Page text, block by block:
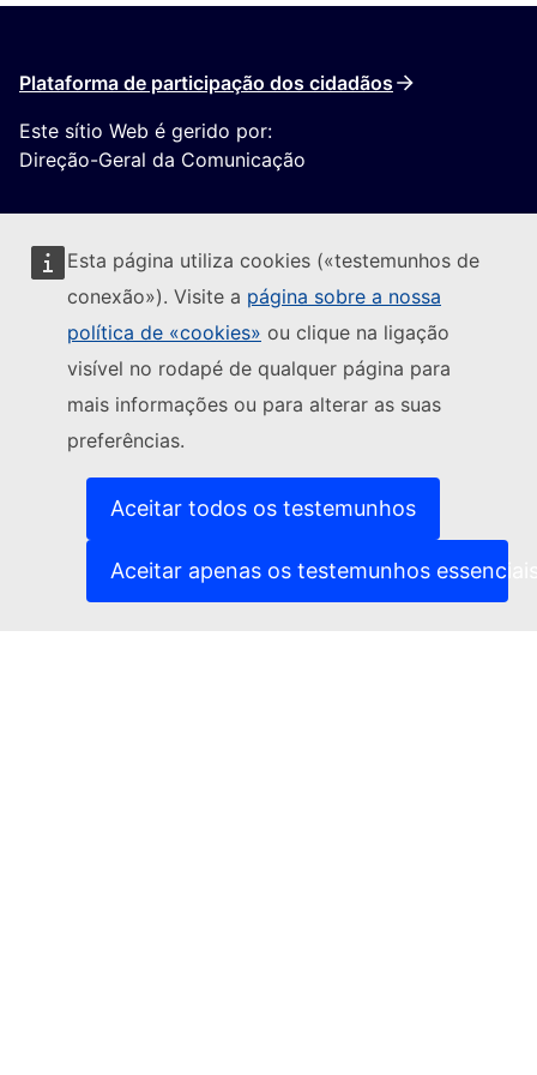
Esta página utiliza cookies («testemunhos de
conexão»). Visite a página sobre a nossa
política de «cookies» ou clique na ligação
visível no rodapé de qualquer página para
mais informações ou para alterar as suas
preferências.
Aceitar todos os testemunhos
Aceitar apenas os testemunhos
Plataforma de participação dos cidadãos
Este sítio Web é gerido por:
Direção-Geral da Comunicação
Seguir a Comissão Europeia
Contacte-nos(Ligação externa)
Comunicar uma vulnerabilidade informática
Línguas dos nossos websites(Ligação externa)
(Ligação externa)
Política de privacidade
Advertência jurídica
(Ligação externa)